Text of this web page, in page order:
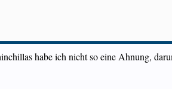
habe ich nicht so eine Ahnung,